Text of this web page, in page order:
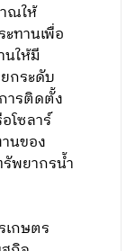
ณให้
ทานเพื่อ
ให้มี
กระดับ
ารติดตั้ง
โซลาร์
นของ
รัพยากรน้ำ
เกษตร